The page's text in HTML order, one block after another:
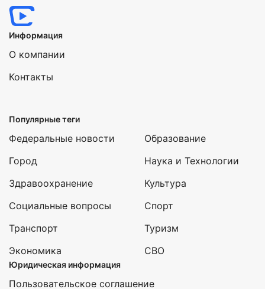
Информация
О компании
Контакты
Популярные теги
Федеральные новости
Город
Здравоохранение
Социальные вопросы
Транспорт
Экономика
Образование
Наука и Технологии
Культура
Спорт
Туризм
СВО
Юридическая информация
Пользовательское соглашение